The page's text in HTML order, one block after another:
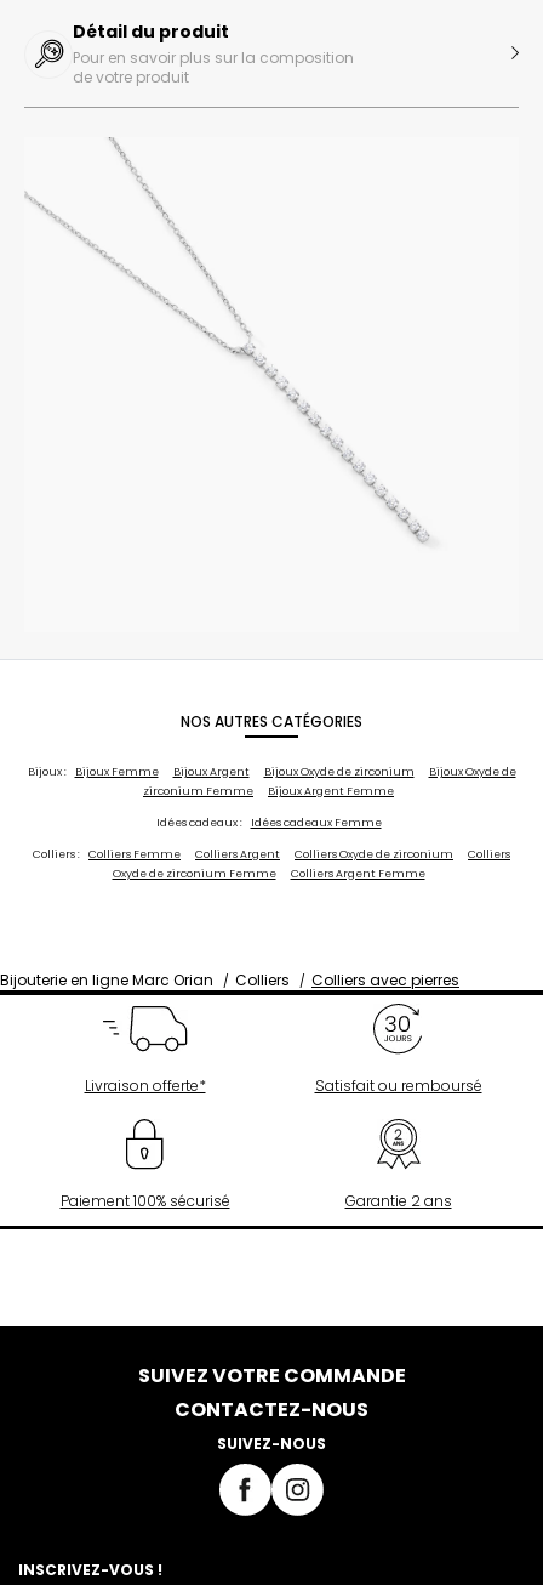
Détail du produit
Pour en savoir plus sur la composition
de votre produit
NOS AUTRES CATÉGORIES
Bijoux : Bijoux Femme Bijoux Argent Bijoux Oxyde de zirconium
Bijoux Oxyde de
zirconium Femme
Bijoux Argent Femme
Idées cadeaux : Idées cadeaux Femme
Colliers : Colliers Femme Colliers Argent Colliers Oxyde de zirconium
Colliers
Oxyde de zirconium Femme
Colliers Argent Femme
Bijouterie en ligne Marc Orian Colliers Colliers avec pierres
Livraison offerte* Satisfait ou remboursé
Paiement 100% sécurisé Garantie 2 ans
SUIVEZ VOTRE COMMANDE
CONTACTEZ-NOUS
SUIVEZ-NOUS
INSCRIVEZ-VOUS !